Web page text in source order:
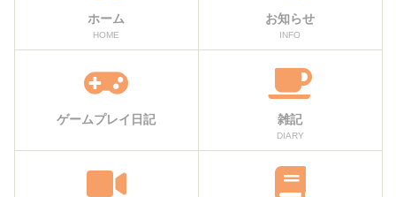
ホーム
HOME
お知らせ
INFO
ゲームプレイ日記 雑記
DIARY